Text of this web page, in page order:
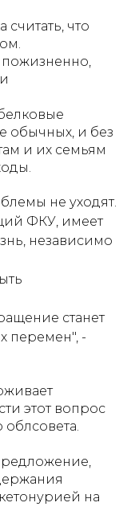
что
обычных, и без
и их семьям
не уходят.
ФКУ, имеет
независимо
станет
перемен", -
этот вопрос
на